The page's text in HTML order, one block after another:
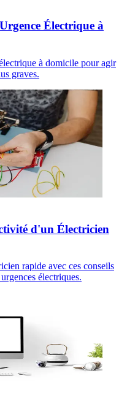
Électrique à
à domicile pour agir
graves.
d'un Électricien
rapide avec ces conseils
électriques.